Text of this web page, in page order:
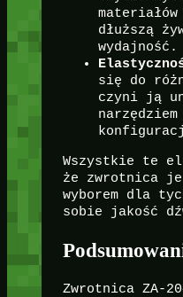
dłuższą
wydajność.
się do
czyni ją
Wszystkie te
że zwrotnica
wyborem dla
sobie jakość
Zwrotnica ZA-